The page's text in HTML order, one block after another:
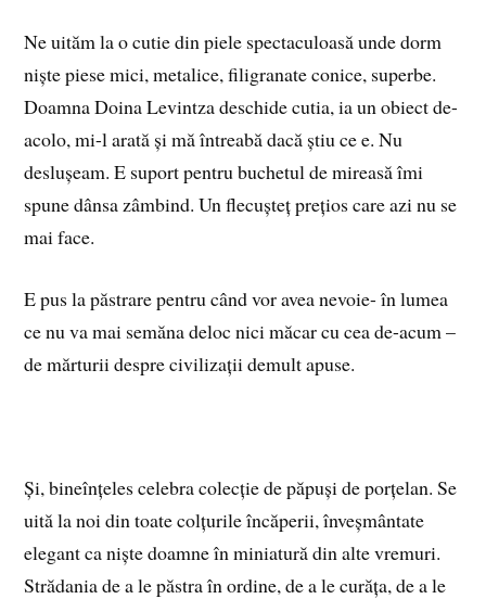
Ne uităm la o cutie din piele spectaculoasă unde dorm
niște piese mici, metalice, filigranate conice, superbe.
Doamna Doina Levintza deschide cutia, ia un obiect de-
acolo, mi-l arată și mă întreabă dacă știu ce e. Nu
deslușeam. E suport pentru buchetul de mireasă îmi
spune dânsa zâmbind. Un flecușteț prețios care azi nu se
mai face.
E pus la păstrare pentru când vor avea nevoie- în lumea
ce nu va mai semăna deloc nici măcar cu cea de-acum –
de mărturii despre civilizații demult apuse.
Și, bineînțeles celebra colecție de păpuși de porțelan. Se
uită la noi din toate colțurile încăperii, înveșmântate
elegant ca niște doamne în miniatură din alte vremuri.
Strădania de a le păstra în ordine, de a le curăța, de a le